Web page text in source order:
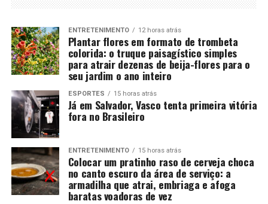
ENTRETENIMENTO 12 horas atrás
Plantar flores em formato de trombeta
colorida: o truque paisagístico simples
para atrair dezenas de beija-flores para o
seu jardim o ano inteiro
ESPORTES 15 horas atrás
Já em Salvador, Vasco tenta primeira vitória
fora no Brasileiro
ENTRETENIMENTO 15 horas atrás
Colocar um pratinho raso de cerveja choca
no canto escuro da área de serviço: a
armadilha que atrai, embriaga e afoga
baratas voadoras de vez